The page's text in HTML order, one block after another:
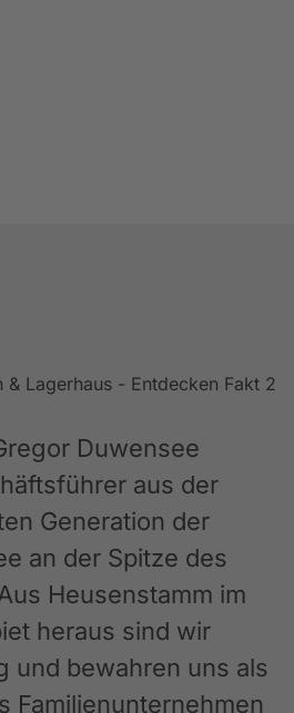
Duwensee
aus der
Generation der
an der Spitze des
Heusenstamm im
heraus sind wir
und bewahren uns als
Familienunternehmen